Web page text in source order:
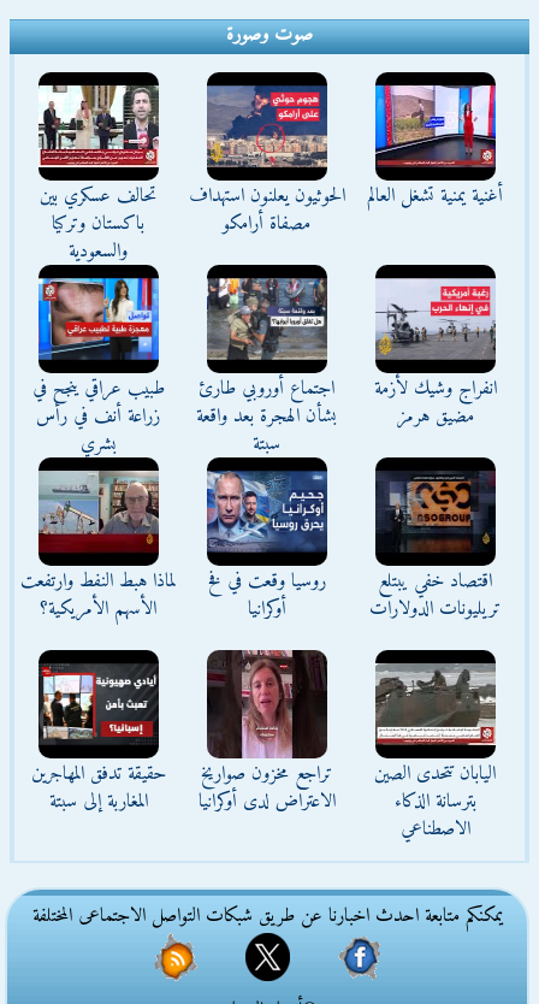
صوت وصورة
أغنية يمنية تشغل العالم
الحوثيون يعلنون استهداف
مصفاة أرامكو
تحالف عسكري بين
باكستان وتركيا
والسعودية
انفراج وشيك لأزمة
مضيق هرمز
اجتماع أوروبي طارئ
بشأن الهجرة بعد واقعة
سبتة
طبيب عراقي ينجح في
زراعة أنف في رأس
بشري
اقتصاد خفي يبتلع
تريليونات الدولارات
روسيا وقعت في فخ
أوكرانيا
لماذا هبط النفط وارتفعت
الأسهم الأمريكية؟
اليابان تتحدى الصين
بترسانة الذكاء
الاصطناعي
تراجع مخزون صواريخ
الاعتراض لدى أوكرانيا
حقيقة تدفق المهاجرين
المغاربة إلى سبتة
يمكنكم متابعة احدث اخبارنا عن طريق شبكات التواصل الاجتماعى المختلفة